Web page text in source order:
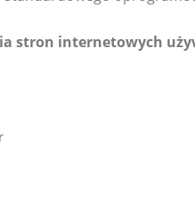
stron internetowych